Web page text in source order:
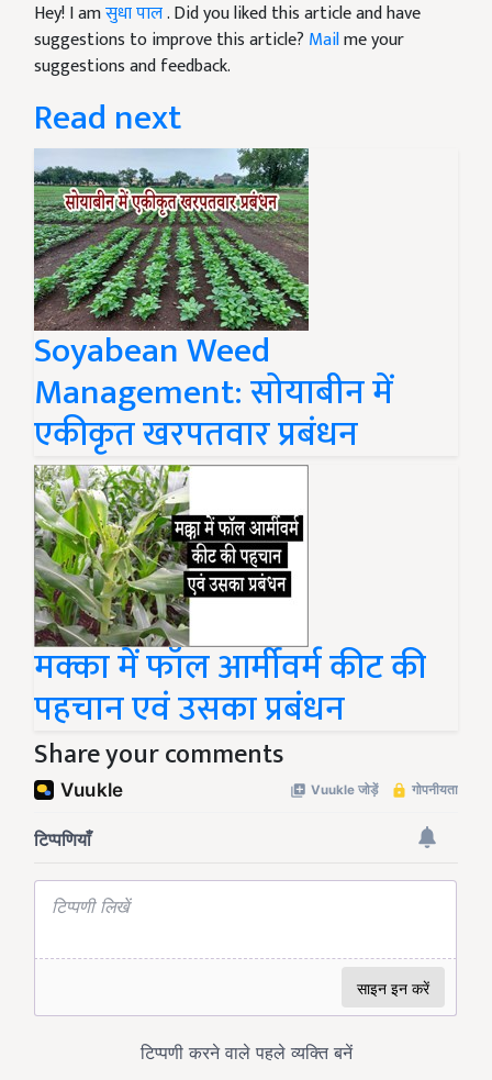
Hey! I amसुधा पाल. Did you liked this article and have
suggestions to improve this article? Mailme your
suggestions and feedback.
Read next
Soyabean Weed
Management: सोयाबीन में
एकीकृत खरपतवार प्रबंधन
मक्का में फॉल आर्मीवर्म कीट की
पहचान एवं उसका प्रबंधन
Share your comments